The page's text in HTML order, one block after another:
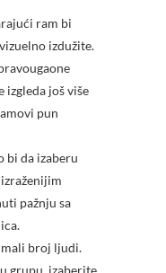
ram bi
izdužite.
izgleda još više
pun
bi da izaberu
pažnju sa
broj ljudi.
grupu, izaberite